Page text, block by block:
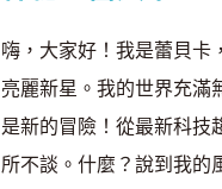
嗨，大家好！我是蕾貝卡
亮麗新星。我的世界充滿
是新的冒險！從最新科技
所不談。什麼？說到我的